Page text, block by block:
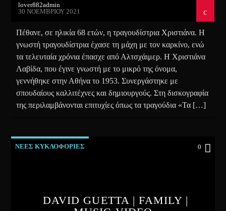
lover882admin
30 ΝΟΕΜΒΡΊΟΥ 2021
Πέθανε, σε ηλικία 68 ετών, η τραγουδίστρια Χριστιάνα. Η
γνωστή τραγουδίστρια έχασε τη μάχη με τον καρκίνο, ενώ
τα τελευταία χρόνια έπασχε από Αλτσχάιμερ. Η Χριστιάνα
Λαβίδα, που έγινε γνωστή με το μικρό της όνομα,
γεννήθηκε στην Αθήνα το 1953. Συνεργάστηκε με
σπουδαίους καλλιτέχνες και δημιουργούς. Στη δισκογραφία
της περιλαμβάνονται επιτυχίες όπως τα τραγούδια «Τα […]
ΝΕΕΣ ΚΥΚΛΟΦΟΡΙΕΣ 0
DAVID GUETTA | FAMILY |